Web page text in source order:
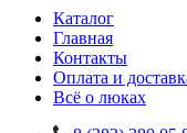
Каталог
Главная
Контакты
Оплата и
Всё о люках